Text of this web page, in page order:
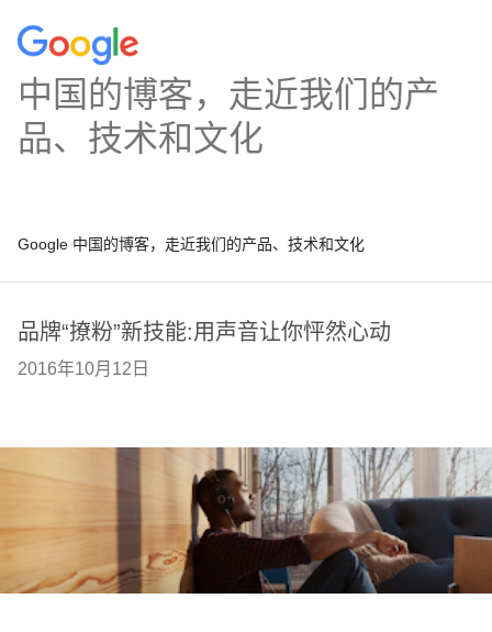
中国的博客，走近我们的产
品、技术和文化
Google 中国的博客，走近我们的产品、技术和文化
品牌“撩粉”新技能:用声音让你怦然心动
2016年10月12日